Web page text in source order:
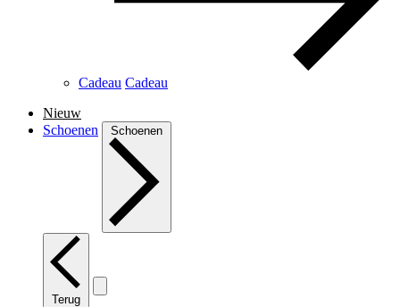
Cadeau Cadeau
Nieuw
Schoenen
Schoenen
Terug